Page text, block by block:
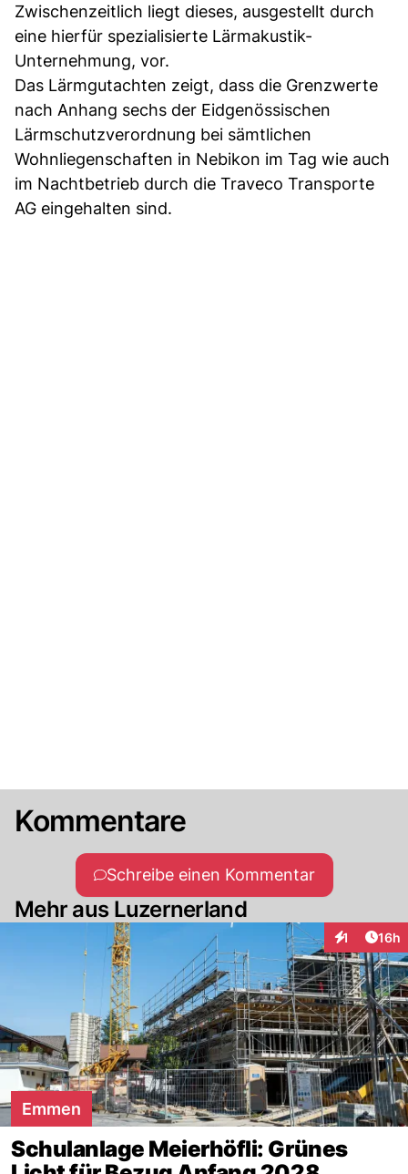
Zwischenzeitlich liegt dieses, ausgestellt durch
eine hierfür spezialisierte Lärmakustik-
Unternehmung, vor.
Das Lärmgutachten zeigt, dass die Grenzwerte
nach Anhang sechs der Eidgenössischen
Lärmschutzverordnung bei sämtlichen
Wohnliegenschaften in Nebikon im Tag wie auch
im Nachtbetrieb durch die Traveco Transporte
AG eingehalten sind.
Kommentare
Schreibe einen Kommentar
Mehr aus Luzernerland
1 16h
Emmen
Schulanlage Meierhöfli: Grünes